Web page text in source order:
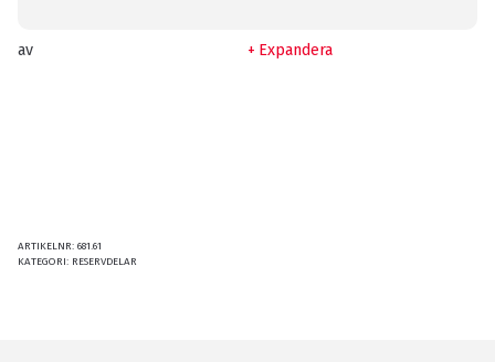
av Expandera
ARTIKELNR: 681.61
KATEGORI: RESERVDELAR